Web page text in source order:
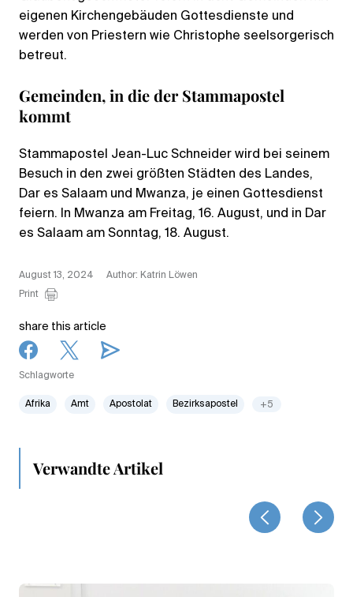
eigenen Kirchengebäuden Gottesdienste und
werden von Priestern wie Christophe seelsorgerisch
betreut.
Gemeinden, in die der Stammapostel
kommt
Stammapostel Jean-Luc Schneider wird bei seinem
Besuch in den zwei größten Städten des Landes,
Dar es Salaam und Mwanza, je einen Gottesdienst
feiern. In Mwanza am Freitag, 16. August, und in Dar
es Salaam am Sonntag, 18. August.
August 13, 2024
Author: Katrin Löwen
Print
share this article
Schlagworte
Afrika Amt Apostolat Bezirksapostel +5
Verwandte Artikel